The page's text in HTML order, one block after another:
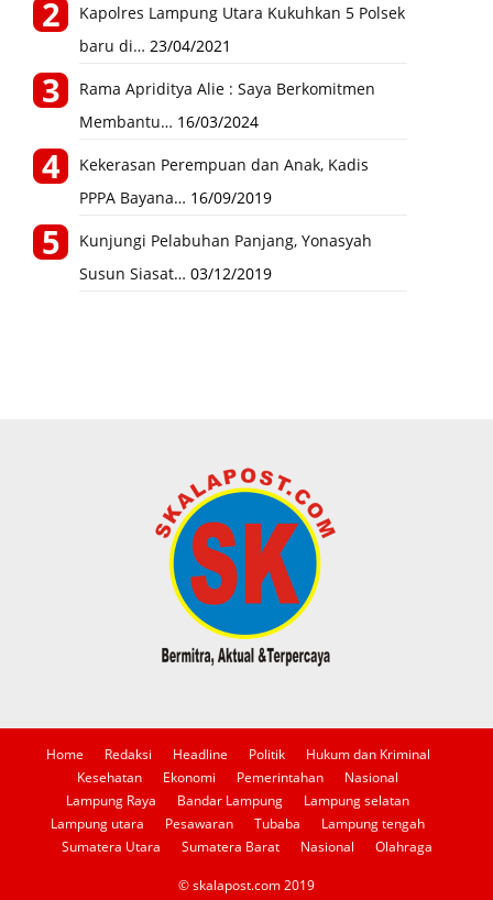
Kapolres Lampung Utara Kukuhkan 5 Polsek
baru di… 23/04/2021
Rama Apriditya Alie : Saya Berkomitmen
Membantu… 16/03/2024
Kekerasan Perempuan dan Anak, Kadis
PPPA Bayana… 16/09/2019
Kunjungi Pelabuhan Panjang, Yonasyah
Susun Siasat… 03/12/2019
Home Redaksi Headline Politik
Hukum dan Kriminal
Kesehatan
Ekonomi Pemerintahan
Nasional
Lampung Raya
Bandar Lampung
Lampung selatan
Lampung utara
Pesawaran Tubaba
Lampung tengah
Sumatera Utara
Sumatera Barat Nasional Olahraga
© skalapost.com 2019